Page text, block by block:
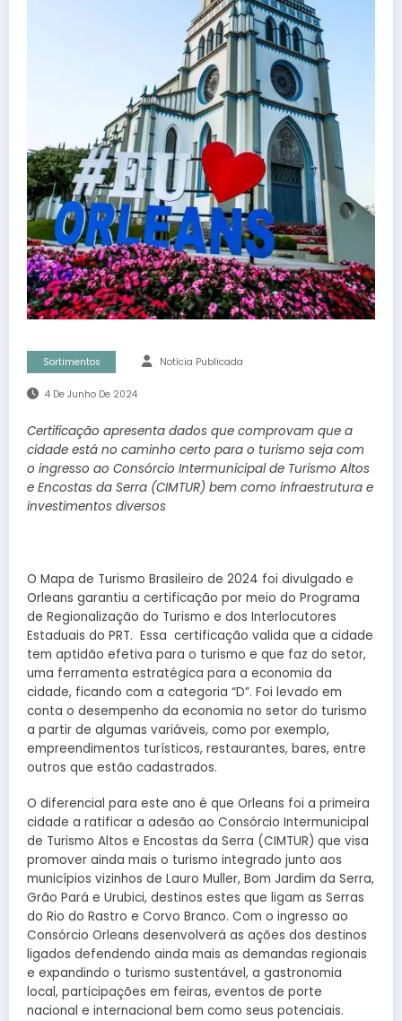
Sortimentos Notícia Publicada
4 De Junho De 2024
Certificação apresenta dados que comprovam que a
cidade está no caminho certo para o turismo seja com
o ingresso ao Consórcio Intermunicipal de Turismo Altos
e Encostas da Serra (CIMTUR) bem como infraestrutura e
investimentos diversos
O Mapa de Turismo Brasileiro de 2024 foi divulgado e
Orleans garantiu a certificação por meio do Programa
de Regionalização do Turismo e dos Interlocutores
Estaduais do PRT. Essa certificação valida que a cidade
tem aptidão efetiva para o turismo e que faz do setor,
uma ferramenta estratégica para a economia da
cidade, ficando com a categoria “D”. Foi levado em
conta o desempenho da economia no setor do turismo
a partir de algumas variáveis, como por exemplo,
empreendimentos turísticos, restaurantes, bares, entre
outros que estão cadastrados.
O diferencial para este ano é que Orleans foi a primeira
cidade a ratificar a adesão ao Consórcio Intermunicipal
de Turismo Altos e Encostas da Serra (CIMTUR) que visa
promover ainda mais o turismo integrado junto aos
municípios vizinhos de Lauro Muller, Bom Jardim da Serra,
Grão Pará e Urubici, destinos estes que ligam as Serras
do Rio do Rastro e Corvo Branco. Com o ingresso ao
Consórcio Orleans desenvolverá as ações dos destinos
ligados defendendo ainda mais as demandas regionais
e expandindo o turismo sustentável, a gastronomia
local, participações em feiras, eventos de porte
nacional e internacional bem como seus potenciais.